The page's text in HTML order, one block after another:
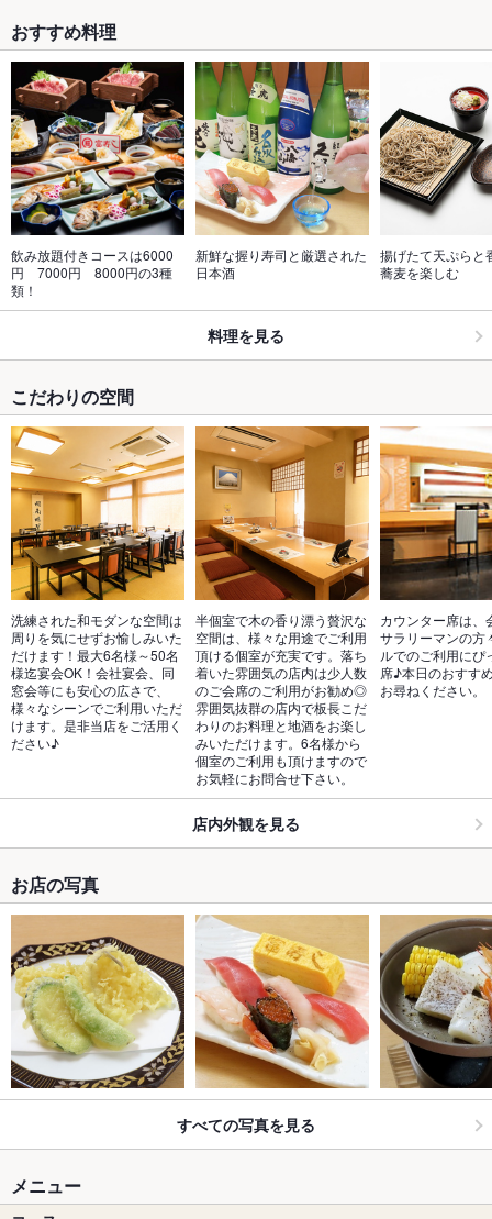
おすすめ料理
飲み放題付きコースは6000
円　7000円　8000円の3種
類！
新鮮な握り寿司と厳選された
日本酒
揚げたて天ぷらと
蕎麦を楽しむ
料理を見る
こだわりの空間
洗練された和モダンな空間は
周りを気にせずお愉しみいた
だけます！最大6名様～50名
様迄宴会OK！会社宴会、同
窓会等にも安心の広さで、
様々なシーンでご利用いただ
けます。是非当店をご活用く
ださい♪
半個室で木の香り漂う贅沢な
空間は、様々な用途でご利用
頂ける個室が充実です。落ち
着いた雰囲気の店内は少人数
のご会席のご利用がお勧め◎
雰囲気抜群の店内で板長こだ
わりのお料理と地酒をお楽し
みいただけます。6名様から
個室のご利用も頂けますので
お気軽にお問合せ下さい。
カウンター席は、
サラリーマンの方
ルでのご利用にぴ
席♪本日のおすす
お尋ねください。
店内外観を見る
お店の写真
すべての写真を見る
メニュー